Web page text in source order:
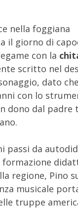
nella foggiana
il giorno di
con la
scritto nel
dato
con lo
dono dal padre
passi da
formazione
regione, Pino
musicale
truppe